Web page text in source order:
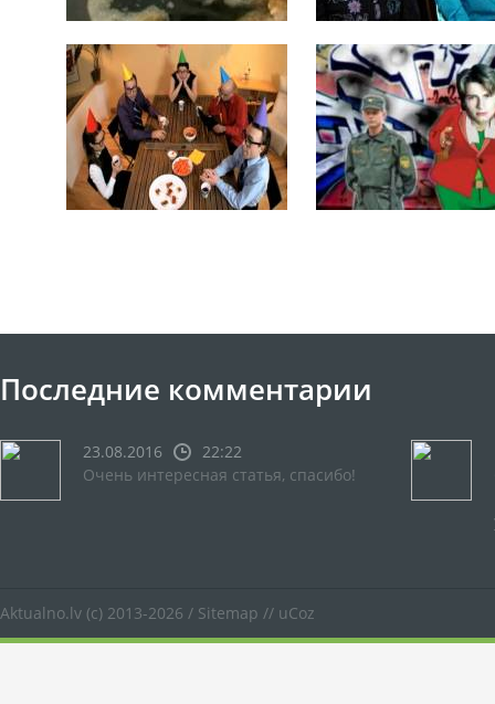
Последние комментарии
23.08.2016
22:22
Очень интересная статья, спасибо!
Aktualno.lv (c) 2013-2026 / Sitemap // uCoz